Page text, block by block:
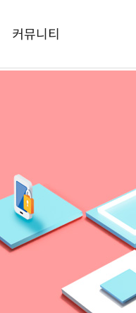
커뮤니티